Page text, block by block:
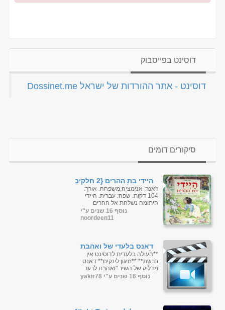
דוסינט בפייסבוק
‏דוסינט - אתר ההורדות של ישראל Dossinet.me‏
סיקורים דומים
היידי בת ההרים {2 חלקים}
מדובב לעברית
ז'אנר: אנימציה,משפחה. אורך:
104 דקות. שפה: עברית. היידי
היתומה נשלחת אל ההרים
בכדי לחיות עם סבא הרגזן
והחמוץ פנים אשר מעולם לא
נוסף 16 שנים ע"י
noordeen11
דאנס בלעדי של ואהבת
לרעך כמוך (חם) רק
בדוסינט
**העולה בלעדית לדוסינט אין
ברשת** **מיגון לינקים** דאנס
מדליק של השיר "ואהבת לרעך
כמוך" וממוקסס עם השיר "קול
נוסף 16 שנים ע"י yakir78